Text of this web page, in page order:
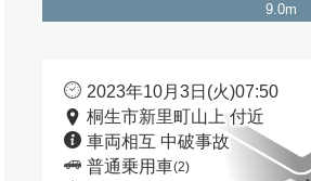
9.0m
2023年10月3日(火)07:50
桐生市新里町山上 付近
車両相互 中破事故
普通乗用車(2)